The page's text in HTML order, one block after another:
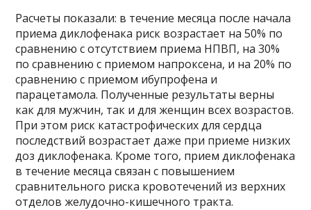
Расчеты показали: в течение месяца после начала
приема диклофенака риск возрастает на 50% по
сравнению с отсутствием приема НПВП, на 30%
по сравнению с приемом напроксена, и на 20% по
сравнению с приемом ибупрофена и
парацетамола. Полученные результаты верны
как для мужчин, так и для женщин всех возрастов.
При этом риск катастрофических для сердца
последствий возрастает даже при приеме низких
доз диклофенака. Кроме того, прием диклофенака
в течение месяца связан с повышением
сравнительного риска кровотечений из верхних
отделов желудочно-кишечного тракта.